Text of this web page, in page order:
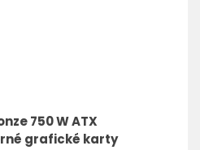
750 W ATX
grafické karty